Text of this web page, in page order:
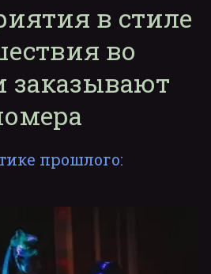
в стиле
во
заказывают
прошлого: